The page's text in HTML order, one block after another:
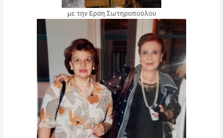
με την Ερση Σωτηροπούλου